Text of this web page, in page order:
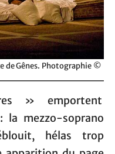
de Gênes. Photographie ©
» emportent
la mezzo-soprano
hélas trop